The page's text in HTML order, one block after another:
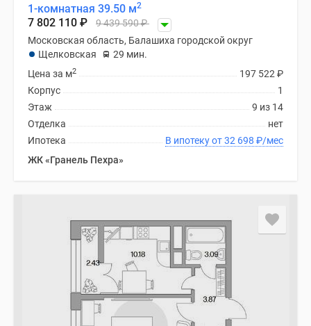
1-комнатная 39.50 м2
7 802 110 ₽ 9 439 590₽
Московская область, Балашиха городской округ
Щелковская
29 мин.
197 522 ₽
Цена за м2
1
Корпус
9 из 14
Этаж
нет
Отделка
В ипотеку от 32 698 ₽/мес
Ипотека
ЖК «Гранель Пехра»